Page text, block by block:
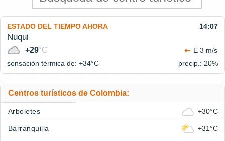
ESTADO DEL TIEMPO AHORA 14:07
Nuqui
+29°C
E 3 m/s
sensación térmica de: +34°C precip.: 20%
Centros turísticos de Colombia:
Arboletes +30°C
Barranquilla +31°C